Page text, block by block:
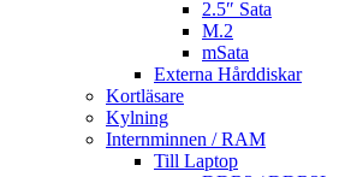
2.5″ Sata
M.2
mSata
Externa Hårddiskar
Kortläsare
Kylning
Internminnen / RAM
Till Laptop